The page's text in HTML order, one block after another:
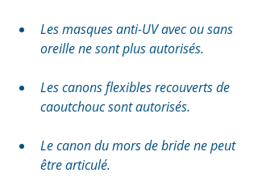
Les masques anti-UV avec ou sans
oreille ne sont plus autorisés.
Les canons flexibles recouverts de
caoutchouc sont autorisés.
Le canon du mors de bride ne peut
être articulé.